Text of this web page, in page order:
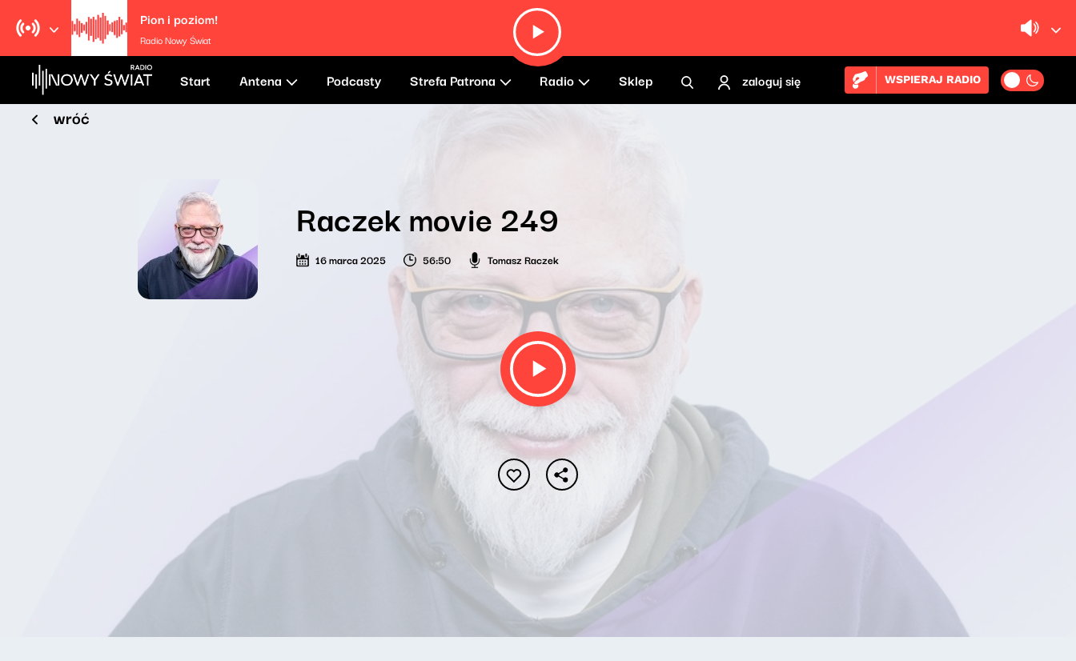
Pion i poziom!
Radio Nowy Świat
Start Antena Podcasty Strefa Patrona Radio Sklep zaloguj się WSPIERAJ RADIO
wróć
Raczek movie 249
16 marca 2025 56:50 Tomasz Raczek